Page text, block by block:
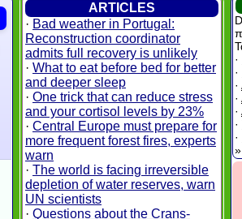
ARTICLES
· Bad weather in Portugal:
Reconstruction coordinator
admits full recovery is unlikely
· What to eat before bed for better
and deeper sleep
· One trick that can reduce stress
and your cortisol levels by 23%
· Central Europe must prepare for
more frequent forest fires, experts
warn
· The world is facing irreversible
depletion of water reserves, warn
UN scientists
· Questions about the Crans-
·
·
·
·
·
·
·
»